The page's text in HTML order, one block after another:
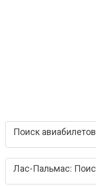
Поиск
Лас-Пальмас: